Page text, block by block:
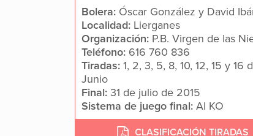
Bolera: Óscar González y David
Localidad: Lierganes
Organización: P.B. Virgen de las
Teléfono: 616 760 836
Tiradas: 1, 2, 3, 5, 8, 10, 12, 15 y 16
Junio
Final: 31 de julio de 2015
Sistema de juego final: Al KO
CLASIFICACIÓN TIRADAS